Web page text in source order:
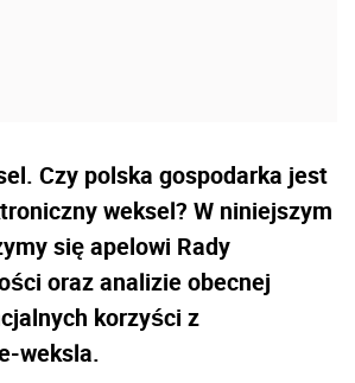
Czy polska gospodarka jest
weksel? W niniejszym
się apelowi Rady
oraz analizie obecnej
korzyści z
weksla.